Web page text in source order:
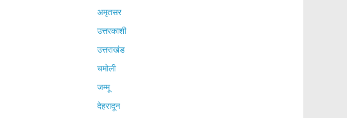
अमृतसर
उत्तरकाशी
उत्तराखंड
चमोली
जम्मू
देहरादून